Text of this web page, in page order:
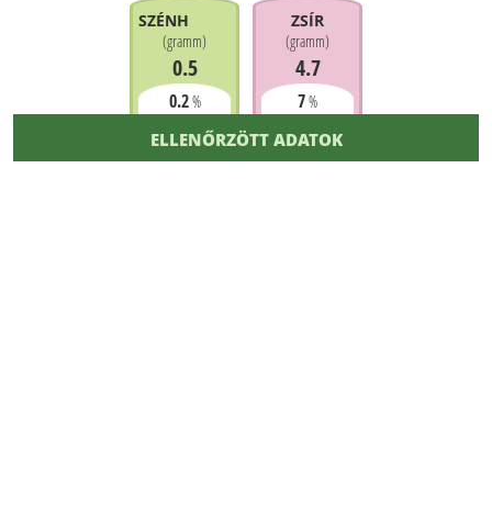
SZÉNHIDRÁT
(gramm)
0.5
0.2%
ZSÍR
(gramm)
4.7
7%
ELLENŐRZÖTT ADATOK